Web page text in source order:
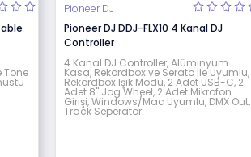
Tone
Pioneer DJ
Pioneer DJ DDJ-FLX10 4 Kanal DJ
Controller
4 Kanal DJ Controller, Alüminyum
Kasa, Rekordbox ve Serato ile Uyumlu,
Rekordbox Işık Modu, 2 Adet USB-C, 2
Adet 8" Jog Wheel, 2 Adet Mikrofon
Girişi, Windows/Mac Uyumlu, DMX Out,
Track Seperator